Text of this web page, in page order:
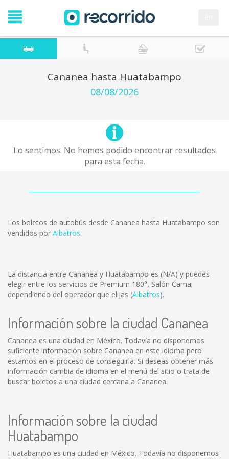
Cananea hasta Huatabampo
08/08/2026
Lo sentimos. No hemos podido encontrar resultados
para esta fecha.
Los boletos de autobús desde Cananea hasta Huatabampo son
vendidos por Albatros.
La distancia entre Cananea y Huatabampo es (N/A) y puedes
elegir entre los servicios de Premium 180°, Salón Cama;
dependiendo del operador que elijas (Albatros).
Información sobre la ciudad Cananea
Cananea es una ciudad en México. Todavía no disponemos
suficiente información sobre Cananea en este idioma pero
estamos en el proceso de conseguirla. Si deseas obtener más
información cambia de idioma en el menú del sitio o trata de
buscar boletos a una ciudad cercana a Cananea.
Información sobre la ciudad
Huatabampo
Huatabampo es una ciudad en México. Todavía no disponemos